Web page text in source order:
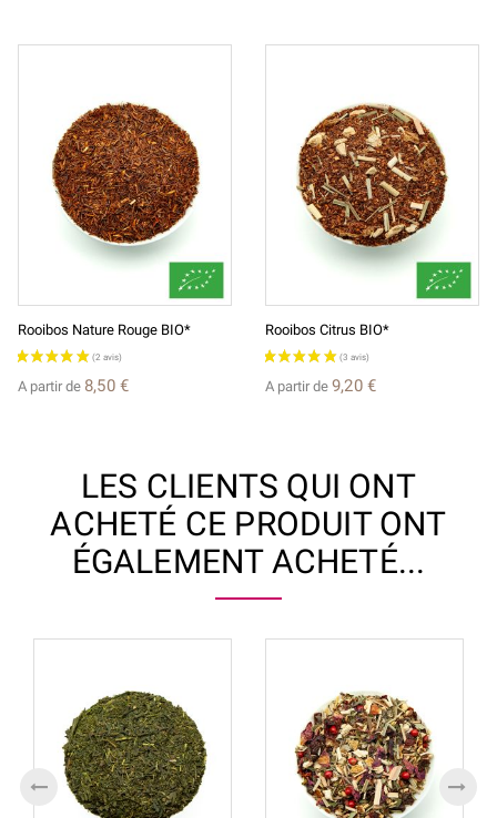
Rooibos Nature Rouge BIO*
A partir de 8,50 €
Rooibos Citrus BIO*
A partir de 9,20 €
LES CLIENTS QUI ONT
ACHETÉ CE PRODUIT ONT
ÉGALEMENT ACHETÉ...